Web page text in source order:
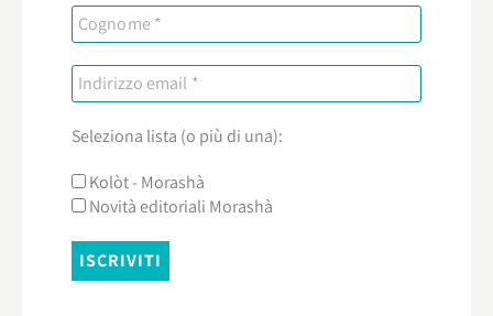
Seleziona lista (o più di una):
Kolòt - Morashà
Novità editoriali Morashà